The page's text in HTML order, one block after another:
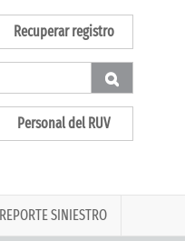
Recuperar registro
Personal del RUV
REPORTE SINIESTRO